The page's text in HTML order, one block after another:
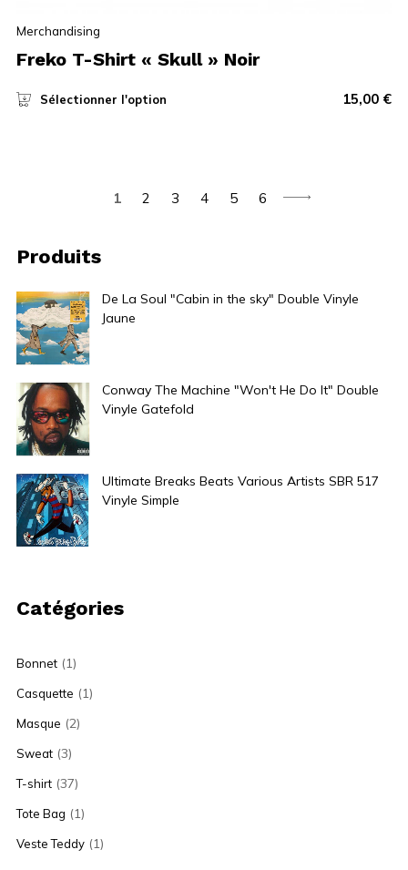
Merchandising
Freko T-Shirt « Skull » Noir
Sélectionner l'option 15,00 €
1 2 3 4 5 6
Produits
De La Soul "Cabin in the sky" Double Vinyle
Jaune
Conway The Machine "Won't He Do It" Double
Vinyle Gatefold
Ultimate Breaks Beats Various Artists SBR 517
Vinyle Simple
Catégories
Bonnet (1)
Casquette (1)
Masque (2)
Sweat (3)
T-shirt (37)
Tote Bag (1)
Veste Teddy (1)